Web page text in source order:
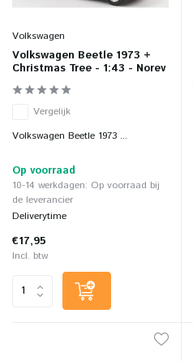
Volkswagen
Volkswagen Beetle 1973 +
Christmas Tree - 1:43 - Norev
Vergelijk
Volkswagen Beetle 1973 ...
Op voorraad
10-14 werkdagen: Op voorraad bij
de leverancier
Deliverytime
€17,95
Incl. btw